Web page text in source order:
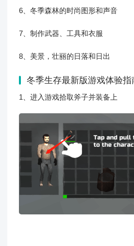
6、冬季森林的时尚图形和声音
7、制作武器、工具和衣服
8、美景，壮丽的日落和日出
冬季生存最新版游戏体验指
1、进入游戏拾取斧子并装备上